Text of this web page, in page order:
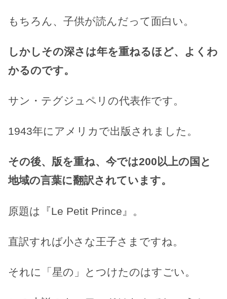
もちろん、子供が読んだって面白い。
しかしその深さは年を重ねるほど、よくわ
かるのです。
サン・テグジュペリの代表作です。
1943年にアメリカで出版されました。
その後、版を重ね、今では200以上の国と
地域の言葉に翻訳されています。
原題は『Le Petit Prince』。
直訳すれば小さな王子さまですね。
それに「星の」とつけたのはすごい。